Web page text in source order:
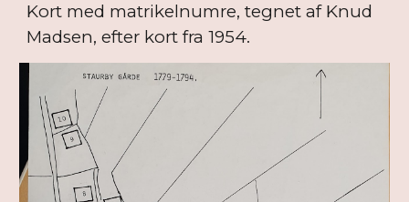
Kort med matrikelnumre, tegnet af Knud
Madsen, efter kort fra 1954.